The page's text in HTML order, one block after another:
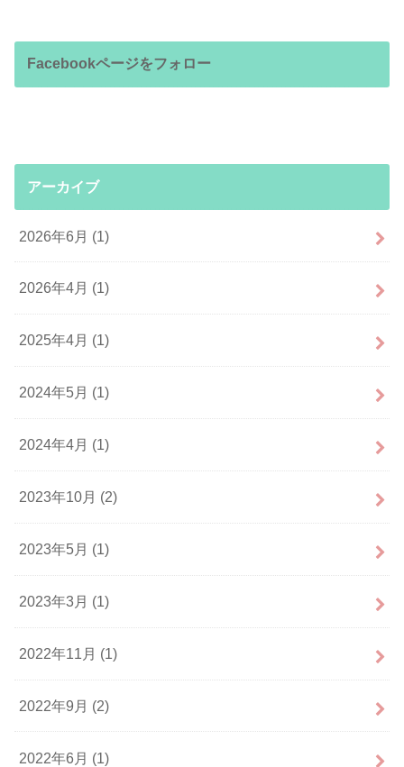
Facebookページをフォロー
アーカイブ
2026年6月 (1)
2026年4月 (1)
2025年4月 (1)
2024年5月 (1)
2024年4月 (1)
2023年10月 (2)
2023年5月 (1)
2023年3月 (1)
2022年11月 (1)
2022年9月 (2)
2022年6月 (1)